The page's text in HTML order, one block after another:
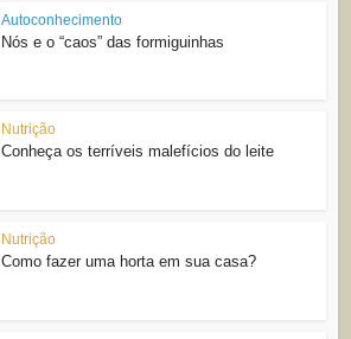
Autoconhecimento
Nós e o “caos” das formiguinhas
Nutrição
Conheça os terríveis malefícios do leite
Nutrição
Como fazer uma horta em sua casa?